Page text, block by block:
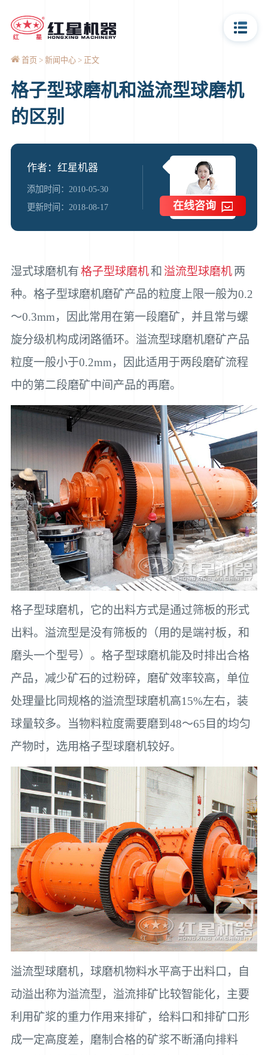
首页 新闻中心 正文
格子型球磨机和溢流型球磨机
的区别
作者：红星机器
添加时间：2010-05-30
更新时间：2018-08-17
在线咨询
湿式球磨机有格子型球磨机和 溢流型球磨机 两
种。格子型球磨机磨矿产品的粒度上限一般为0.2
～0.3mm，因此常用在第一段磨矿，并且常与螺
旋分级机构成闭路循环。溢流型球磨机磨矿产品
粒度一般小于0.2mm，因此适用于两段磨矿流程
中的第二段磨矿中间产品的再磨。
格子型球磨机，它的出料方式是通过筛板的形式
出料。溢流型是没有筛板的（用的是端衬板，和
磨头一个型号）。格子型球磨机能及时排出合格
产品，减少矿石的过粉碎，磨矿效率较高，单位
处理量比同规格的溢流型球磨机高15%左右，装
球量较多。当物料粒度需要磨到48～65目的均匀
产物时，选用格子型球磨机较好。
溢流型球磨机，球磨机物料水平高于出料口，自
动溢出称为溢流型，溢流排矿比较智能化，主要
利用矿浆的重力作用来排矿，给料口和排矿口形
成一定高度差，磨制合格的矿浆不断涌向排料